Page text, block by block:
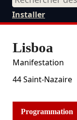
Installer
Lisboa
Manifestation
44 Saint-Nazaire
Programmation